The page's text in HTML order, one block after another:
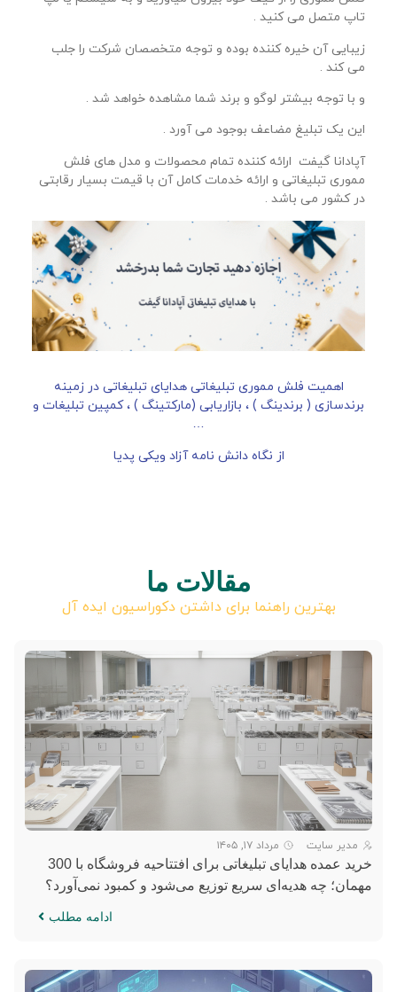
تاپ متصل می کنید .
زیبایی آن خیره کننده بوده و توجه متخصصان شرکت را جلب
می کند .
و با توجه بیشتر لوگو و برند شما مشاهده خواهد شد .
این یک تبلیغ مضاعف بوجود می آورد .
آپادانا گیفت ارائه کننده تمام محصولات و مدل های فلش
مموری تبلیغاتی و ارائه خدمات کامل آن با قیمت بسیار رقابتی
در کشور می باشد .
اهمیت فلش مموری تبلیغاتی هدایای تبلیغاتی در زمینه
برندسازی ( برندینگ ) ، بازاریابی (مارکتینگ ) ، کمپین تبلیغات و
…
از نگاه دانش نامه آزاد ویکی پدیا
مقالات ما
بهترین راهنما برای داشتن دکوراسیون ایده آل
مدیر سایت مرداد ۱۷, ۱۴۰۵
خرید عمده هدایای تبلیغاتی برای افتتاحیه فروشگاه با 300
مهمان؛ چه هدیه‌ای سریع توزیع می‌شود و کمبود نمی‌آورد؟
ادامه مطلب